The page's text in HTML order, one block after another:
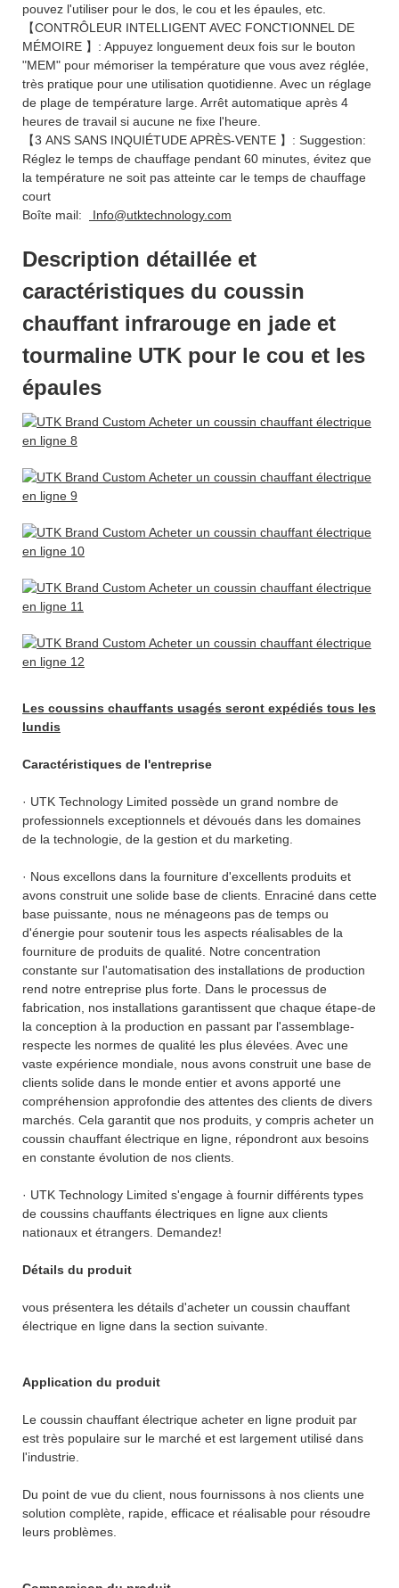
pouvez l'utiliser pour le dos, le cou et les épaules, etc.
【CONTRÔLEUR INTELLIGENT AVEC FONCTIONNEL DE
MÉMOIRE 】: Appuyez longuement deux fois sur le bouton
"MEM" pour mémoriser la température que vous avez réglée,
très pratique pour une utilisation quotidienne. Avec un réglage
de plage de température large. Arrêt automatique après 4
heures de travail si aucune ne fixe l'heure.
【3 ANS SANS INQUIÉTUDE APRÈS-VENTE 】: Suggestion:
Réglez le temps de chauffage pendant 60 minutes, évitez que
la température ne soit pas atteinte car le temps de chauffage
court
Boîte mail:
Info@utktechnology.com
Description détaillée et
caractéristiques du coussin
chauffant infrarouge en jade et
tourmaline UTK pour le cou et les
épaules
Les coussins chauffants usagés seront expédiés tous les
lundis
Caractéristiques de l'entreprise
· UTK Technology Limited possède un grand nombre de
professionnels exceptionnels et dévoués dans les domaines
de la technologie, de la gestion et du marketing.
· Nous excellons dans la fourniture d'excellents produits et
avons construit une solide base de clients. Enraciné dans cette
base puissante, nous ne ménageons pas de temps ou
d'énergie pour soutenir tous les aspects réalisables de la
fourniture de produits de qualité. Notre concentration
constante sur l'automatisation des installations de production
rend notre entreprise plus forte. Dans le processus de
fabrication, nos installations garantissent que chaque étape-de
la conception à la production en passant par l'assemblage-
respecte les normes de qualité les plus élevées. Avec une
vaste expérience mondiale, nous avons construit une base de
clients solide dans le monde entier et avons apporté une
compréhension approfondie des attentes des clients de divers
marchés. Cela garantit que nos produits, y compris acheter un
coussin chauffant électrique en ligne, répondront aux besoins
en constante évolution de nos clients.
· UTK Technology Limited s'engage à fournir différents types
de coussins chauffants électriques en ligne aux clients
nationaux et étrangers. Demandez!
Détails du produit
vous présentera les détails d'acheter un coussin chauffant
électrique en ligne dans la section suivante.
Application du produit
Le coussin chauffant électrique acheter en ligne produit par
est très populaire sur le marché et est largement utilisé dans
l'industrie.
Du point de vue du client, nous fournissons à nos clients une
solution complète, rapide, efficace et réalisable pour résoudre
leurs problèmes.